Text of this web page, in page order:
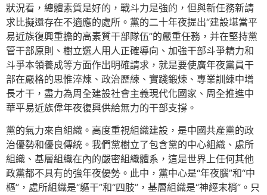
狀況看，總體素質是好的，戰斗力是強的，但與新任務新請
求比擬還存在不適應的處所。黨的二十年夜提出“建設堪當平
易近族復興重擔的高素質干部隊伍”的嚴重任務，并在堅持黨
管干部原則、樹立選人用人正確導向、加強干部斗爭精力和
斗爭本領養成等方面作出明確請求，就是要使廣年夜黨員干
部在嚴格的思惟淬煉、政治歷練、實踐鍛煉、專業訓練中增
長才干，盡力為周全建設社會主義現代化國家、周全推進中
華平易近族偉年夜復興供給無力的干部支撐。
黨的氣力來自組織。高度重視組織建設，是中國共產黨的政
治優勢和優良傳統。我們黨樹立了包含黨的中心組織、處所
組織、基層組織在內的嚴密組織體系，這是世界上任何其他
政黨都不具有的強年夜優勢。此中，黨中心是“年夜腦”和“中
樞”，處所組織是“軀干”和“四肢”，基層組織是“神經末梢”。只